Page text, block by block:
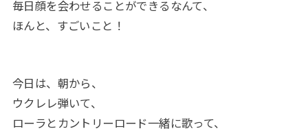
毎日顔を会わせることができるなんて、
ほんと、すごいこと！
今日は、朝から、
ウクレレ弾いて、
ローラとカントリーロード一緒に歌って、